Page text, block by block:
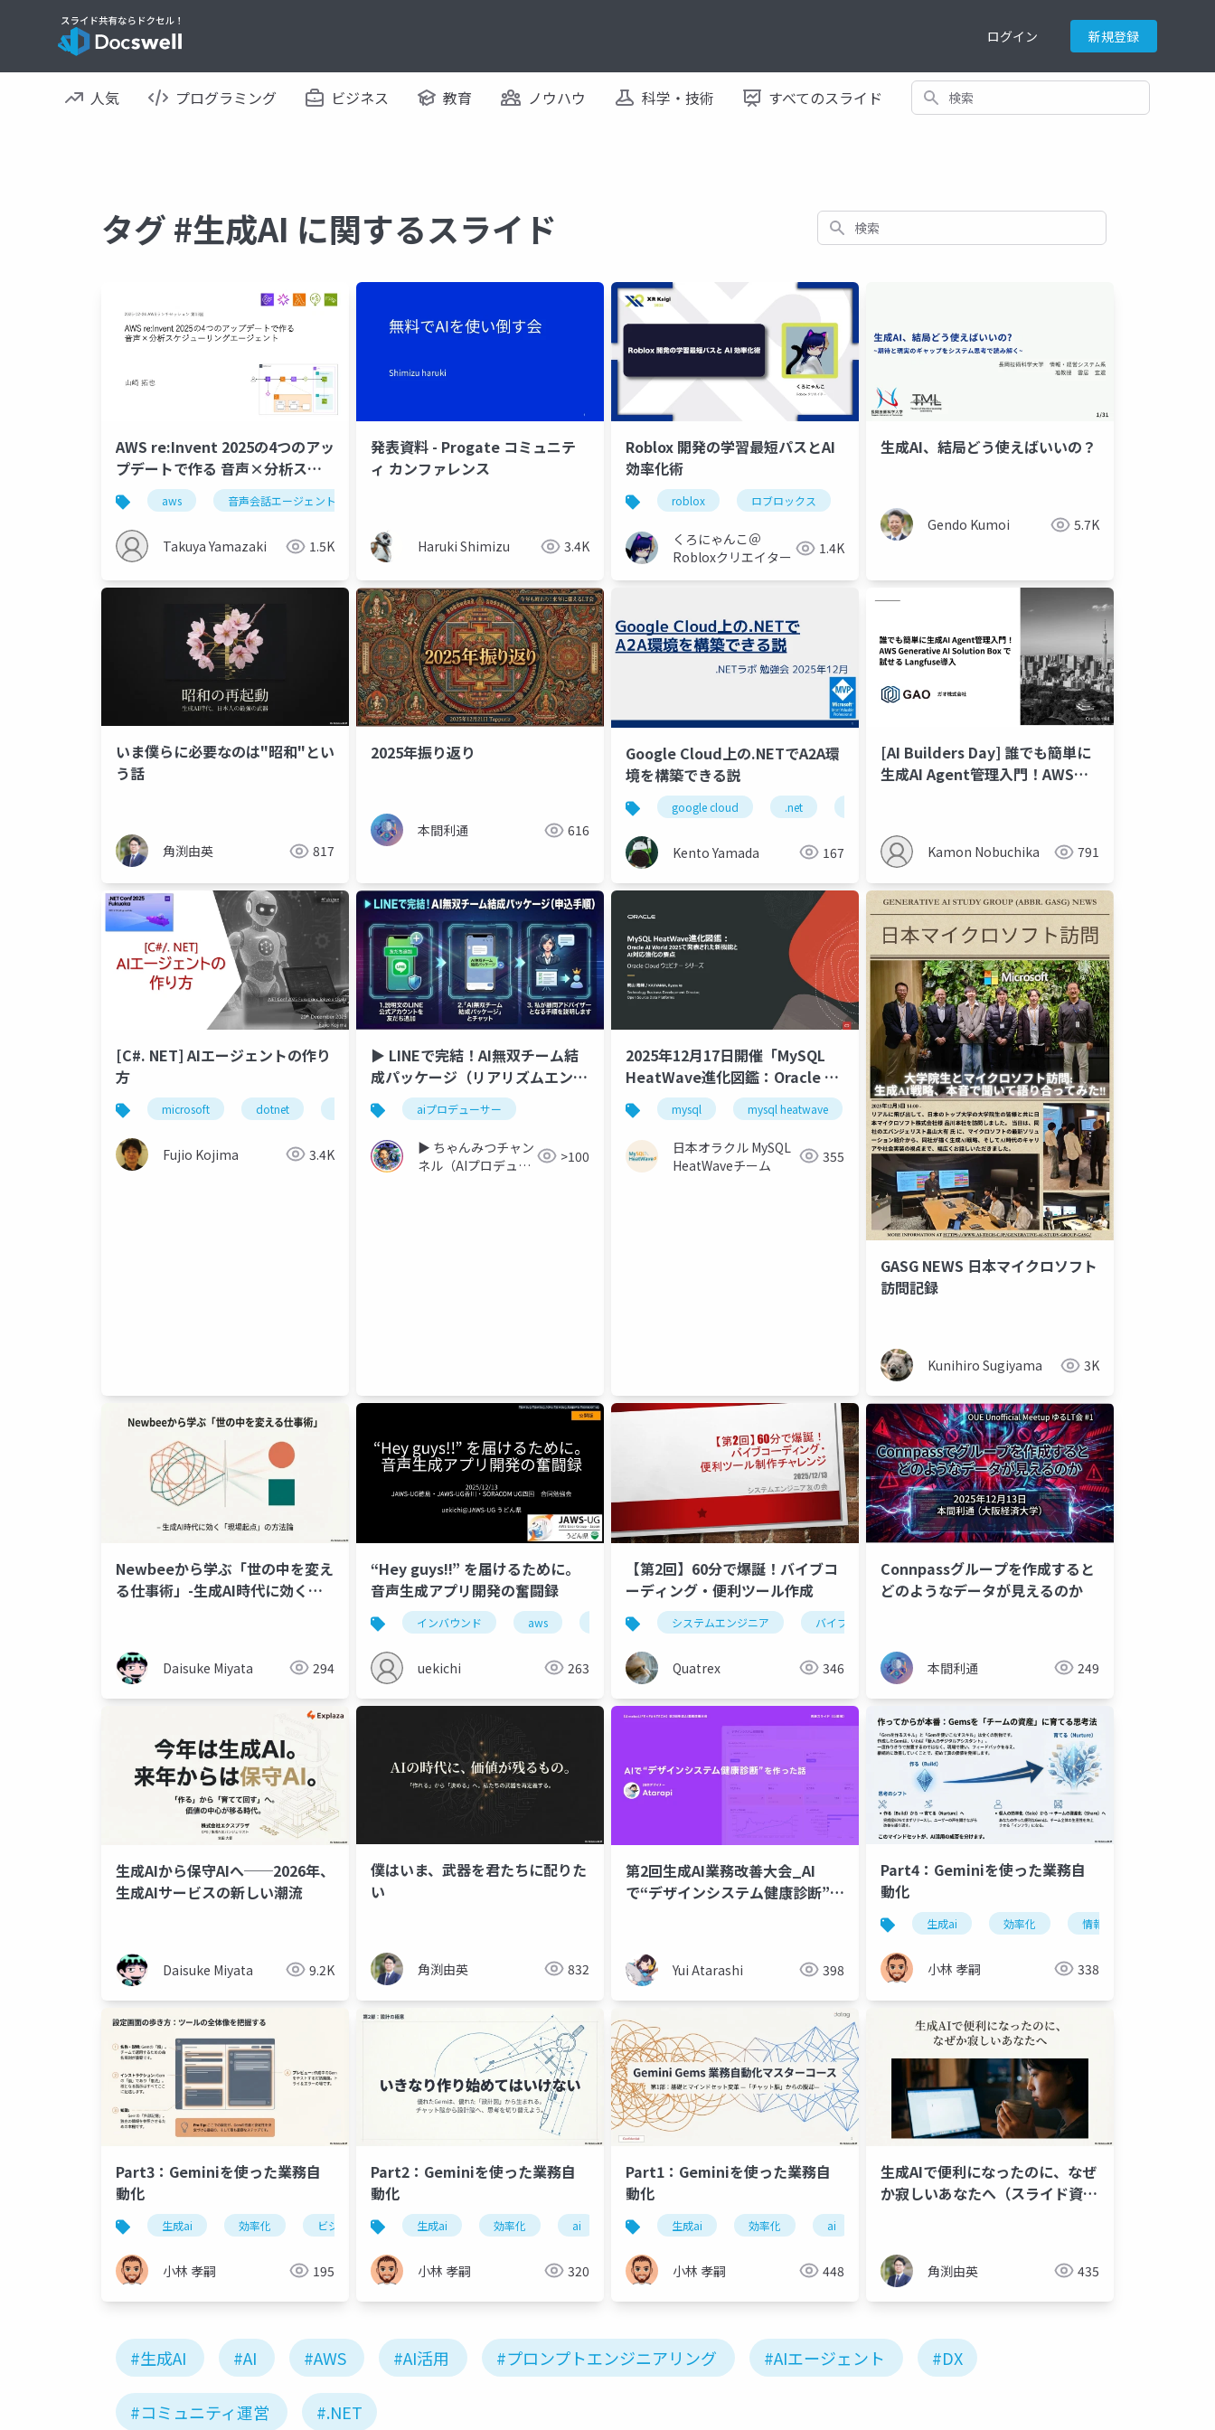
ログイン 新規登録
人気 プログラミング ビジネス 教育 ノウハウ 科学・技術 すべてのスライド 検索
タグ #生成AI に関するスライド 検索
AWS re:Invent 2025の4つのアッ
プデートで作る 音声×分析スケ
ジューリングエージェント
aws 音声会話エージェント netapp ontap 生成ai
Takuya Yamazaki 1.5K
発表資料 - Progate コミュニテ
ィ カンファレンス
Haruki Shimizu 3.4K
Roblox 開発の学習最短パスとAI
効率化術
roblox ロブロックス
くろにゃんこ＠
Robloxクリエイター
1.4K
生成AI、結局どう使えばいいの？
Gendo Kumoi 5.7K
いま僕らに必要なのは"昭和"とい
う話
角渕由英 817
2025年振り返り
本間利通 616
Google Cloud上の.NETでA2A環
境を構築できる説
google cloud .net
Kento Yamada 167
[AI Builders Day] 誰でも簡単に
生成AI Agent管理入門！AWS
Kamon Nobuchika 791
[C#. NET] AIエージェントの作り
方
microsoft dotnet ai ai agent
Fujio Kojima 3.4K
▶︎ LINEで完結！AI無双チーム結
成パッケージ（リアリズムエンタ
テイメント®︎）
aiプロデューサー
▶︎ ちゃんみつチャン
ネル（AIプロデュー
>100
2025年12月17日開催「MySQL
HeatWave進化図鑑：Oracle AI
World 2025で発表された新機能
とAI対応強化の要点」
mysql mysql heatwave 生成ai mysql ai
日本オラクル MySQL
HeatWaveチーム
355
GASG NEWS 日本マイクロソフト
訪問記録
Kunihiro Sugiyama 3K
Newbeeから学ぶ「世の中を変え
る仕事術」-生成AI時代に効く
Daisuke Miyata 294
“Hey guys!!” を届けるために。
音声生成アプリ開発の奮闘録
インバウンド aws サッカー カマタマーレ讃岐 生成ai
uekichi 263
【第2回】60分で爆誕！バイブコ
ーディング・便利ツール作成
システムエンジニア バイブコーディング
Quatrex 346
Connpassグループを作成すると
どのようなデータが見えるのか
本間利通 249
生成AIから保守AIへ──2026年、
生成AIサービスの新しい潮流
Daisuke Miyata 9.2K
僕はいま、武器を君たちに配りた
い
角渕由英 832
第2回生成AI業務改善大会_AI
で“デザインシステム健康診断”を
Yui Atarashi 398
Part4：Geminiを使った業務自
動化
生成ai 効率化 情報整理
小林 孝嗣 338
Part3：Geminiを使った業務自
動化
生成ai 効率化 ビジネス 情報整理
小林 孝嗣 195
Part2：Geminiを使った業務自
動化
生成ai 効率化 ai ビジネス
小林 孝嗣 320
Part1：Geminiを使った業務自
動化
生成ai 効率化 ai
小林 孝嗣 448
生成AIで便利になったのに、なぜ
か寂しいあなたへ（スライド資
角渕由英 435
#生成AI #AI #AWS #AI活用 #プロンプトエンジニアリング #AIエージェント #DX
#コミュニティ運営 #.NET